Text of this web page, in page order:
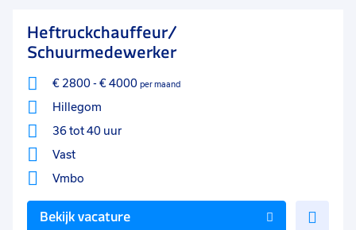
Heftruckchauffeur/
Schuurmedewerker
€ 2800- € 4000 per maand
Hillegom
36 tot 40 uur
Vast
Vmbo
Bekijk vacature